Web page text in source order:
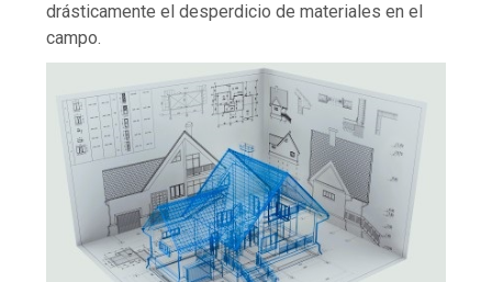
drásticamente el desperdicio de materiales en el
campo.